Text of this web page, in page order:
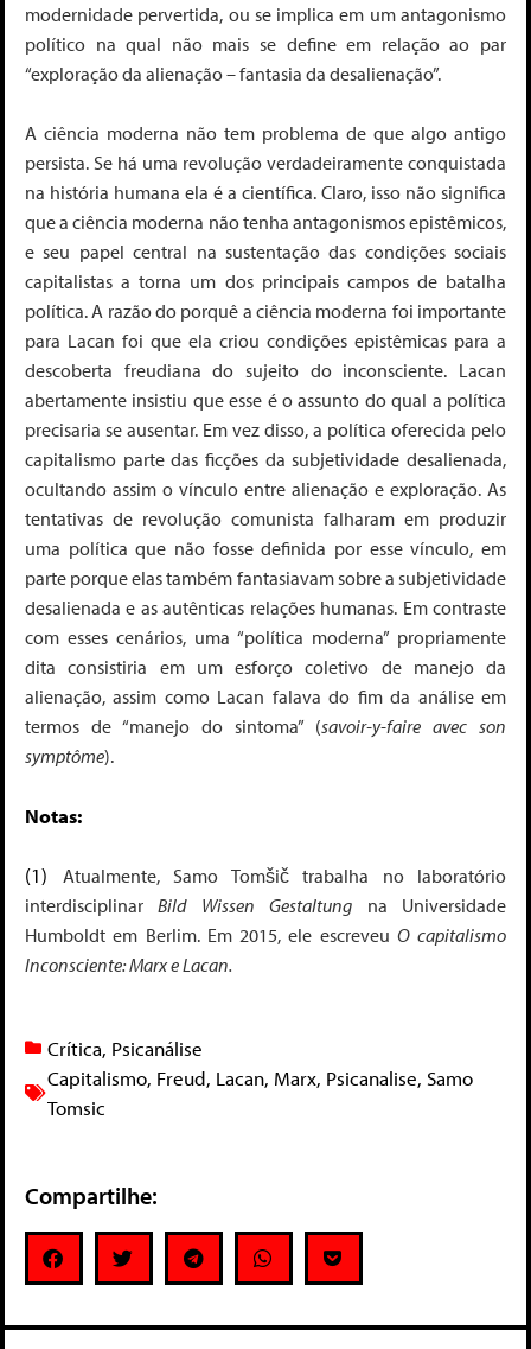
modernidade pervertida, ou se implica em um antagonismo
político na qual não mais se define em relação ao par
“exploração da alienação – fantasia da desalienação”.
A ciência moderna não tem problema de que algo antigo
persista. Se há uma revolução verdadeiramente conquistada
na história humana ela é a científica. Claro, isso não significa
que a ciência moderna não tenha antagonismos epistêmicos,
e seu papel central na sustentação das condições sociais
capitalistas a torna um dos principais campos de batalha
política. A razão do porquê a ciência moderna foi importante
para Lacan foi que ela criou condições epistêmicas para a
descoberta freudiana do sujeito do inconsciente. Lacan
abertamente insistiu que esse é o assunto do qual a política
precisaria se ausentar. Em vez disso, a política oferecida pelo
capitalismo parte das ficções da subjetividade desalienada,
ocultando assim o vínculo entre alienação e exploração. As
tentativas de revolução comunista falharam em produzir
uma política que não fosse definida por esse vínculo, em
parte porque elas também fantasiavam sobre a subjetividade
desalienada e as autênticas relações humanas. Em contraste
com esses cenários, uma “política moderna” propriamente
dita consistiria em um esforço coletivo de manejo da
alienação, assim como Lacan falava do fim da análise em
termos de “manejo do sintoma” (savoir-y-faire avec son
symptôme).
Notas:
(1) Atualmente, Samo Tomšič trabalha no laboratório
interdisciplinarBild Wissen Gestaltung na Universidade
Humboldt em Berlim. Em 2015, ele escreveu O capitalismo
Inconsciente: Marx e Lacan.
Crítica, Psicanálise
Capitalismo, Freud, Lacan, Marx, Psicanalise, Samo
Tomsic
Compartilhe: